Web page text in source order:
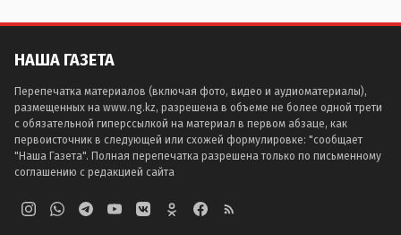
НАША ГАЗЕТА
Перепечатка материалов (включая фото, видео и аудиоматериалы),
размещенных на www.ng.kz, разрешена в объеме не более одной трети
с обязательной гиперссылкой на материал в первом абзаце, как
первоисточник в следующей или схожей формулировке: "сообщает
"Наша Газета". Полная перепечатка разрешена только по письменному
соглашению с редакцией сайта